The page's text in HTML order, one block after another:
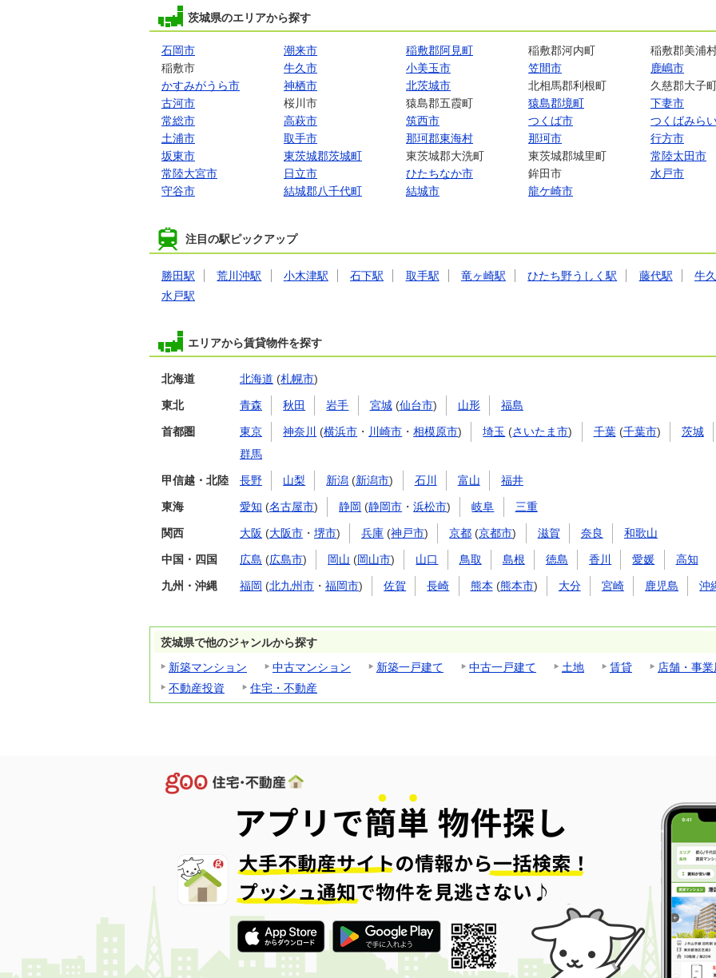
茨城県のエリアから探す
石岡市 潮来市 稲敷郡阿見町 稲敷郡河内町
稲敷郡美浦
稲敷市
牛久市 小美玉市 笠間市
鹿嶋市
かすみがうら市
神栖市 北茨城市 北相馬郡利根町
久慈郡大子
古河市
桜川市 猿島郡五霞町 猿島郡境町
下妻市
常総市
高萩市 筑西市 つくば市
つくばみら
土浦市
取手市 那珂郡東海村 那珂市
行方市
坂東市
東茨城郡茨城町 東茨城郡大洗町 東茨城郡城里町
常陸太田市
常陸大宮市
日立市 ひたちなか市 鉾田市
水戸市
守谷市
結城郡八千代町 結城市 龍ケ崎市
注目の駅ピックアップ
勝田駅 荒川沖駅 小木津駅 石下駅 取手駅 竜ヶ崎駅 ひたち野うしく駅 藤代駅
牛
水戸駅
エリアから賃貸物件を探す
北海道 北海道 (札幌市)
東北 青森 秋田 岩手 宮城(仙台市) 山形 福島
首都圏 東京 神奈川 (横浜市 ・ 川崎市 ・相模原市) 埼玉 (さいたま市) 千葉(千葉市) 茨城
群馬
甲信越・北陸 長野 山梨 新潟 (新潟市) 石川 富山 福井
東海 愛知 (名古屋市) 静岡 (静岡市 ・浜松市) 岐阜 三重
関西 大阪 (大阪市 ・ 堺市) 兵庫 (神戸市) 京都 (京都市) 滋賀 奈良 和歌山
中国・四国 広島 (広島市) 岡山 (岡山市) 山口 鳥取 島根 徳島 香川 愛媛 高知
九州・沖縄 福岡 (北九州市 ・ 福岡市) 佐賀 長崎 熊本 (熊本市) 大分 宮崎 鹿児島 沖
茨城県で他のジャンルから探す
新築マンション
中古マンション 新築一戸建て 中古一戸建て 土地 賃貸
店舗・事業
不動産投資
住宅・不動産